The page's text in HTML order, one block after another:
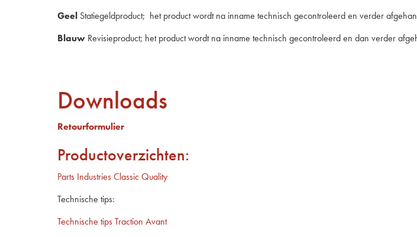
Geel Statiegeldproduct; het product wordt na inname technisch gecontroleerd en verder
Blauw Revisieproduct; het product wordt na inname technisch gecontroleerd en dan verder
Downloads
Retourformulier
Productoverzichten:
Parts Industries Classic Quality
Technische tips:
Technische tips Traction Avant